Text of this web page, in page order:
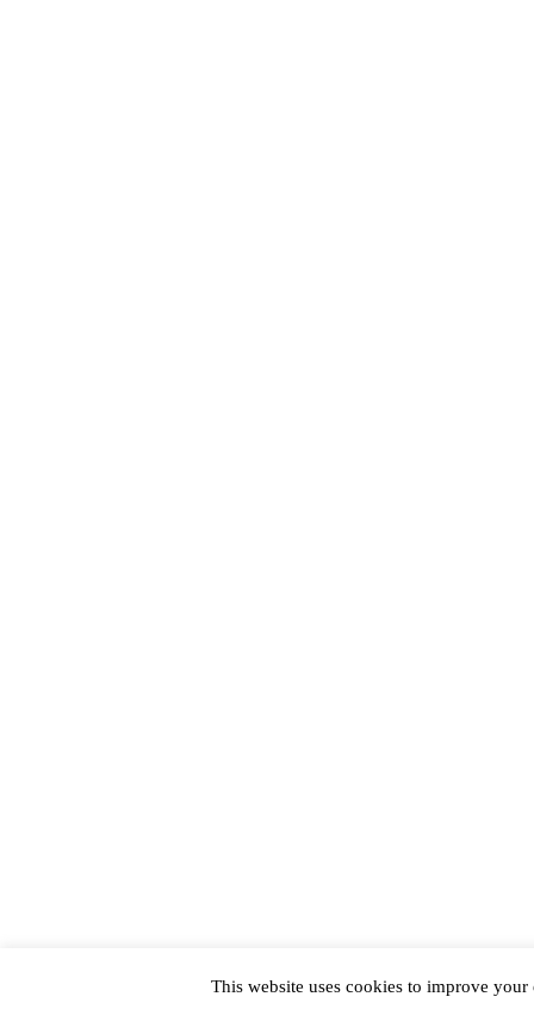
This website uses cookies to improve